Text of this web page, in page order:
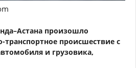
произошло
происшествие с
и грузовика,